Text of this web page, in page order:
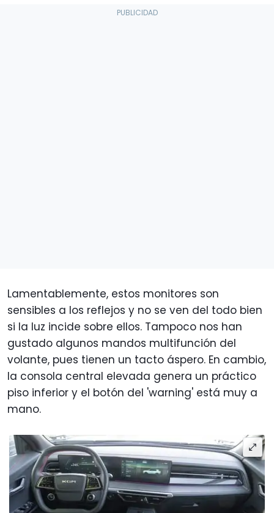
Lamentablemente, estos monitores son
sensibles a los reflejos y no se ven del todo bien
si la luz incide sobre ellos. Tampoco nos han
gustado algunos mandos multifunción del
volante, pues tienen un tacto áspero. En cambio,
la consola central elevada genera un práctico
piso inferior y el botón del 'warning' está muy a
mano.